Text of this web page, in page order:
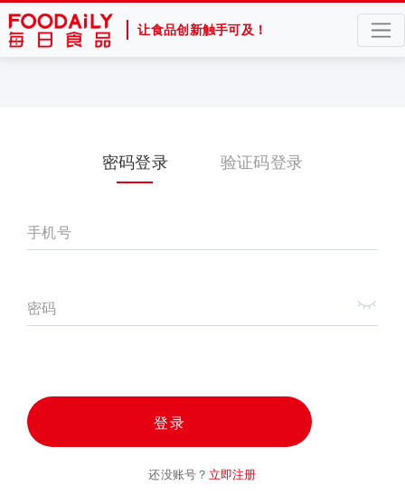
让食品创新触手可及！
密码登录 验证码登录
手机号
密码
登录
还没账号？ 立即注册